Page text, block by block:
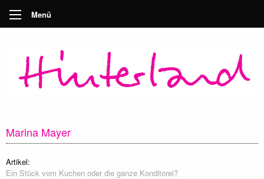
Menü
Marina Mayer
Artikel:
Ein Stück vom Kuchen oder die ganze Konditorei?